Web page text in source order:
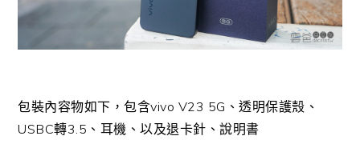
包裝內容物如下，包含vivo V23 5G、透明保護殼、
USBC轉3.5、耳機、以及退卡針、說明書